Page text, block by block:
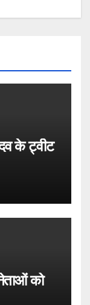
के ट्वीट
को